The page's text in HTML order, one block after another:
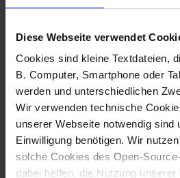
Diese Webseite verwendet
Cookies sind kleine Textdateien,
B. Computer, Smartphone oder
werden und unterschiedlichen
Wir verwenden technische
unserer Webseite notwendig sind
Einwilligung benötigen. Wir
solche Cookies des Open-
dabei helfen, die Nutzung unserer
Fotografo: Lorenz
Sternbach
Download